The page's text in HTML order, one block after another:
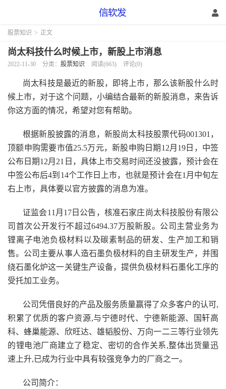
股票知识 > 正文
尚太科技什么时候上市，新股上市消息
2022-11-30 分类： 股票知识 阅读(663) 评论(0)
尚太科技是最近的新股，即将上市，那么该新股什么时
候上市，对于这个问题，小编结合最新的新股消息，来告诉
你这方面的情况，希望对您有帮助。
根据新股披露的消息，新股尚太科技股票代码001301，
顶额申购需要市值25.5万元，新股申购日期12月19日，中签
公布日期12月21日，具体上市交易时间还没披露，预计会在
中签公布后4到14个工作日上市，也就是预计会在1月中旬左
右上市，具体要以官方披露的消息为准。
证监会11月17日公告，核准石家庄尚太科技股份有限公
司首次公开发行不超过6494.37万股新股。公司主营业务为
锂离子电池负极材料以及碳素制品的研发、生产加工和销
售。公司主要从事人造石墨负极材料的自主研发生产，并围
绕石墨化炉这一关键生产设备，提供负极材料石墨化工序的
受托加工业务。
公司凭借良好的产品及服务质量赢得了众多客户的认可,
积累了优质的客户资源,与宁德时代、宁德新能源、国轩高
科、蜂巢能源、欣旺达、雄韬股份、万向一二三等行业领先
的锂电池厂商建立了稳定、密切的合作关系,整体出货量迅
速上升,已成为行业中具有较强竞争力的厂商之一。
公司简介：